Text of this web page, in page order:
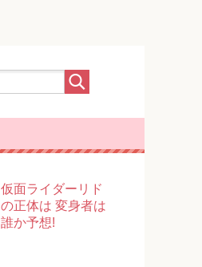
仮面ライダーリド
の正体は 変身者は
誰か予想!